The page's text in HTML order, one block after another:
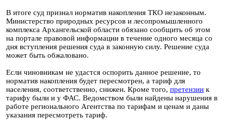
В итоге суд признал норматив накопления ТКО незаконным.
Министерство природных ресурсов и лесопромышленного
комплекса Архангельской области обязано сообщить об этом
на портале правовой информации в течение одного месяца со
дня вступления решения суда в законную силу. Решение суда
может быть обжаловано.
Если чиновникам не удастся оспорить данное решение, то
норматив накопления будет пересмотрен, а тариф для
населения, соответственно, снижен. Кроме того, претензии к
тарифу были и у ФАС. Ведомством были найдены нарушения в
работе регионального Агентства по тарифам и ценам и даны
указания пересмотреть тариф.